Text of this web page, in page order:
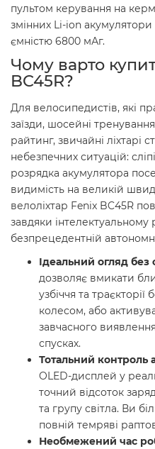
пультом керування на
змінних Li-ion
ємністю 6800 мАг.
Чому варто
BC45R?
Для велосипедистів, які
заїзди, шосейні
райтинг, звичайні ліхтарі
небезпечних ситуацій:
розрядка акумулятора
видимість на великій
велоліхтар Fenix BC45R
завдяки інтелектуальному
безпрецедентній
Ідеальний огляд без
дозволяє вмикати
узбіччя та
колесом, або
завчасного
спусках.
Тотальний контроль
OLED-дисплей у
точний відсоток
та групу світла. Ви
повній темряві
Необмежений час